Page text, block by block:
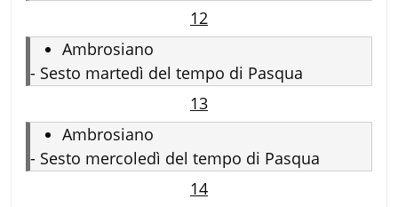
12
Ambrosiano
- Sesto martedì del tempo di Pasqua
13
Ambrosiano
- Sesto mercoledì del tempo di Pasqua
14